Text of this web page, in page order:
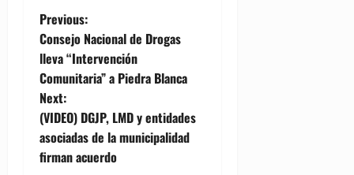
P
o
s
t
n
Previous:
Consejo Nacional de Drogas
lleva “Intervención
Comunitaria” a Piedra Blanca
Next:
(VIDEO) DGJP, LMD y entidades
asociadas de la municipalidad
firman acuerdo